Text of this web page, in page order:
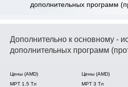
дополнительных программ
Дополнительно к основному -
дополнительных программ
Цены (AMD)
МРТ 1.5 Tл
Цены (AMD)
МРТ 3 Tл